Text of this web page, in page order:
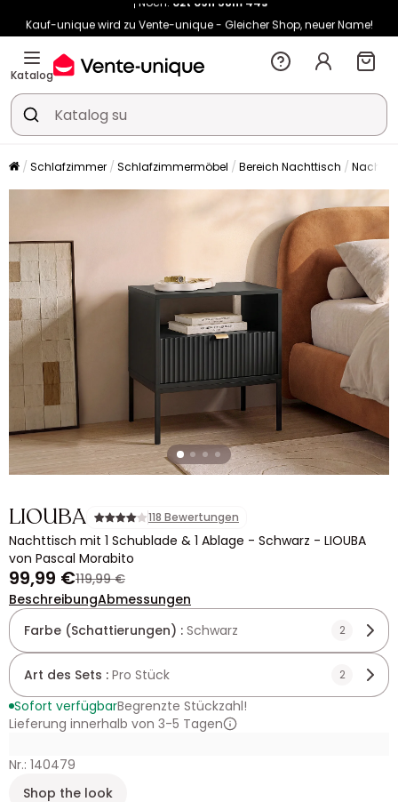
Kauf-unique wird zu Vente-unique - Gleicher Shop, neuer Name!
-10% ab 400€ mitHEAT10auf Vente-unique-Produkte
Noch:
Katalog
Schlafzimmer Schlafzimmermöbel Bereich Nachttisch
LIOUBA 118 Bewertungen
Nachttisch mit 1 Schublade & 1 Ablage - Schwarz - LIOUBA
von Pascal Morabito
99,99 €119,99 €
BeschreibungAbmessungen
Farbe (Schattierungen) : Schwarz 2
Art des Sets : Pro Stück 2
Sofort verfügbarBegrenzte Stückzahl!
Lieferung innerhalb von 3-5 Tagen
Nr.: 140479
Shop the look